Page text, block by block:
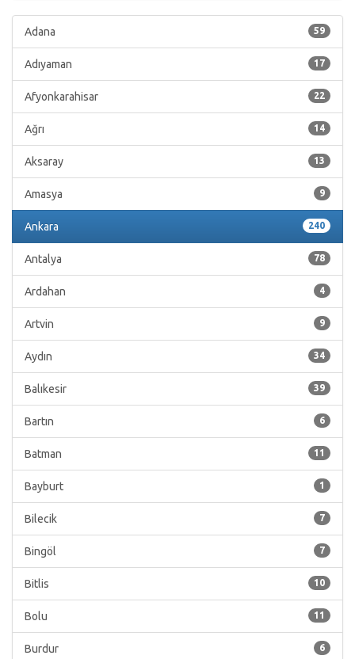
59
Adana
17
Adıyaman
22
Afyonkarahisar
14
Ağrı
13
Aksaray
9
Amasya
240
Ankara
78
Antalya
4
Ardahan
9
Artvin
34
Aydın
39
Balıkesir
6
Bartın
11
Batman
1
Bayburt
7
Bilecik
7
Bingöl
10
Bitlis
11
Bolu
6
Burdur